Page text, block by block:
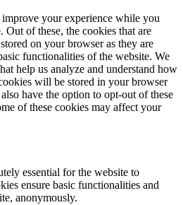
your experience while you
Out of these, the cookies that are
on your browser as they are
functionalities of the website. We
help us analyze and understand how
will be stored in your browser
have the option to opt-out of these
of these cookies may affect your
essential for the website to
ensure basic functionalities and
anonymously.